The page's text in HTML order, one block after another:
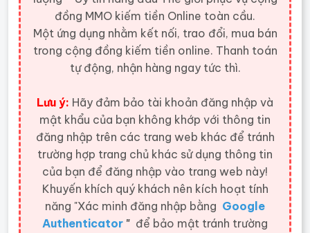
đồng MMO kiếm tiền Online toàn cầu.
Một ứng dụng nhằm kết nối, trao đổi, mua bán
trong cộng đồng kiếm tiền online. Thanh toán
tự động, nhận hàng ngay tức thì.
Lưu ý: Hãy đảm bảo tài khoản đăng nhập và
mật khẩu của bạn không khớp với thông tin
đăng nhập trên các trang web khác để tránh
trường hợp trang chủ khác sử dụng thông tin
của bạn để đăng nhập vào trang web này!
Khuyến khích quý khách nên kích hoạt tính
năng "Xác minh đăng nhập bằng Google
Authenticator " để bảo mật tránh trường